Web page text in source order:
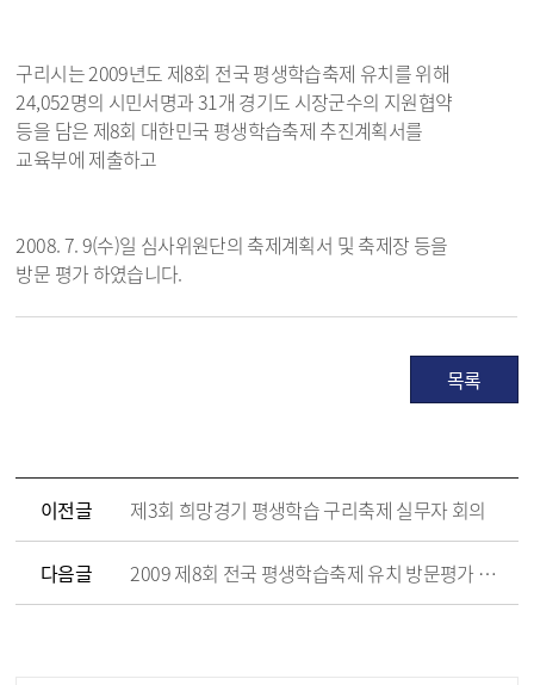
구리시는 2009년도 제8회 전국 평생학습축제 유치를 위해
24,052명의 시민서명과 31개 경기도 시장군수의 지원협약
등을 담은 제8회 대한민국 평생학습축제 추진계획서를
교육부에 제출하고
2008. 7. 9(수)일 심사위원단의 축제계획서 및 축제장 등을
방문 평가 하였습니다.
목록
이전글 제3회 희망경기 평생학습 구리축제 실무자 회의
다음글 2009 제8회 전국 평생학습축제 유치 방문평가 장면